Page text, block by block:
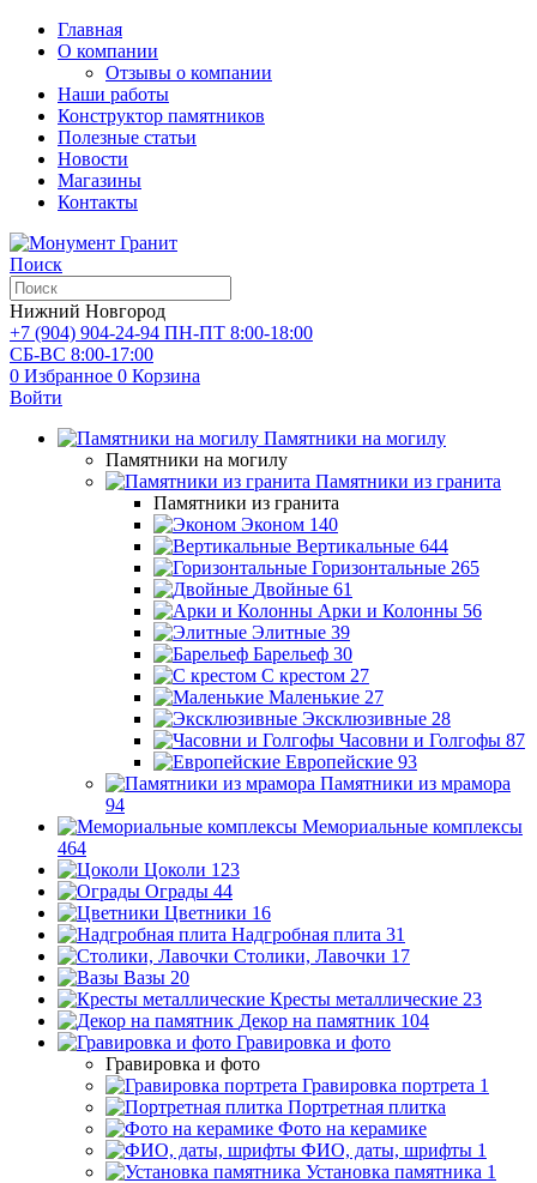
Главная
О компании
Отзывы о компании
Наши работы
Конструктор памятников
Полезные статьи
Новости
Магазины
Контакты
Поиск
Нижний Новгород
+7 (904) 904-24-94 ПН-ПТ 8:00-18:00
СБ-ВС 8:00-17:00
0 Избранное 0 Корзина
Войти
Памятники на могилу
Памятники на могилу
Памятники из гранита
Памятники из гранита
Эконом 140
Вертикальные 644
Горизонтальные 265
Двойные 61
Арки и Колонны 56
Элитные 39
Барельеф 30
С крестом 27
Маленькие 27
Эксклюзивные 28
Часовни и Голгофы 87
Европейские 93
Памятники из мрамора
94
Мемориальные комплексы
464
Цоколи 123
Ограды 44
Цветники 16
Надгробная плита 31
Столики, Лавочки 17
Вазы 20
Кресты металлические 23
Декор на памятник 104
Гравировка и фото
Гравировка и фото
Гравировка портрета 1
Портретная плитка
Фото на керамике
ФИО, даты, шрифты 1
Установка памятника 1